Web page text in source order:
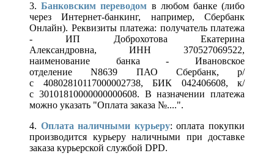
3.Банковским переводом в любом банке (либо
через Интернет-банкинг, например, Сбербанк
Онлайн). Реквизиты платежа: получатель платежа
- ИП Доброхотова Екатерина
Александровна, ИНН 370527069522,
наименование банка - Ивановское
отделение N8639 ПАО Сбербанк, р/
с 40802810117000002738, БИК 042406608, к/
с 30101810000000000608. В назначении платежа
можно указать "Оплата заказа №....".
4. Оплата наличными курьеру: оплата покупки
производится курьеру наличными при доставке
заказа курьерской службой DPD.